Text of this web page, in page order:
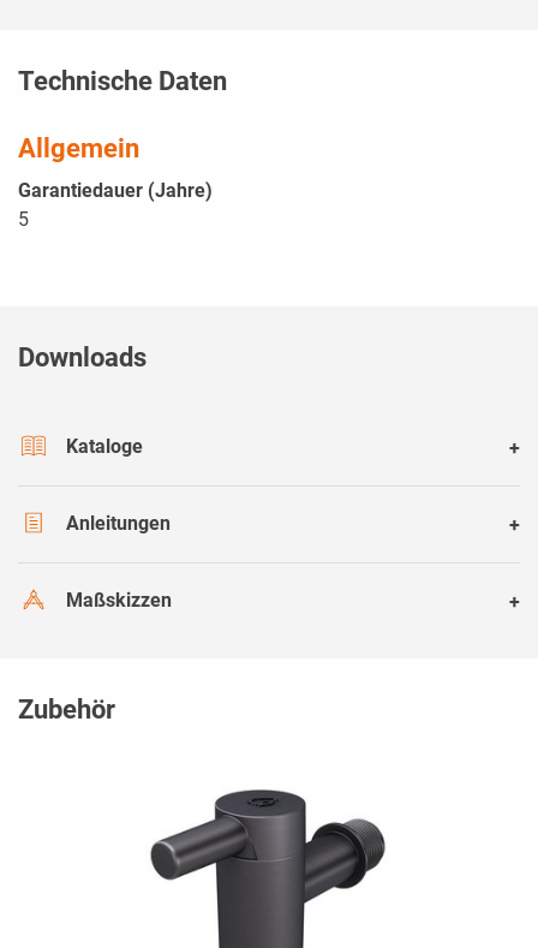
Technische Daten
Allgemein
Garantiedauer (Jahre)
5
Downloads
Kataloge
Anleitungen
Maßskizzen
Zubehör